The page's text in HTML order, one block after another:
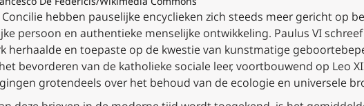
hebben pauselijke encyclieken zich steeds meer gericht op
persoon en authentieke menselijke ontwikkeling. Paulus VI schreef
herhaalde en toepaste op de kwestie van kunstmatige
bevorderen van de katholieke sociale leer, voortbouwend op Leo
gingen grotendeels over het behoud van de ecologie en universele